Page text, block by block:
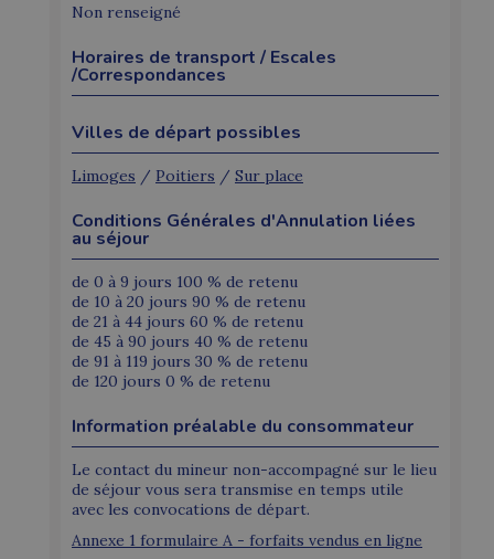
Non renseigné
Horaires de transport / Escales
/Correspondances
Villes de départ possibles
Limoges / Poitiers / Sur place
Conditions Générales d'Annulation liées
au séjour
de 0 à 9 jours 100 % de retenu
de 10 à 20 jours 90 % de retenu
de 21 à 44 jours 60 % de retenu
de 45 à 90 jours 40 % de retenu
de 91 à 119 jours 30 % de retenu
de 120 jours 0 % de retenu
Information préalable du consommateur
Le contact du mineur non-accompagné sur le lieu
de séjour vous sera transmise en temps utile
avec les convocations de départ.
Annexe 1 formulaire A - forfaits vendus en ligne